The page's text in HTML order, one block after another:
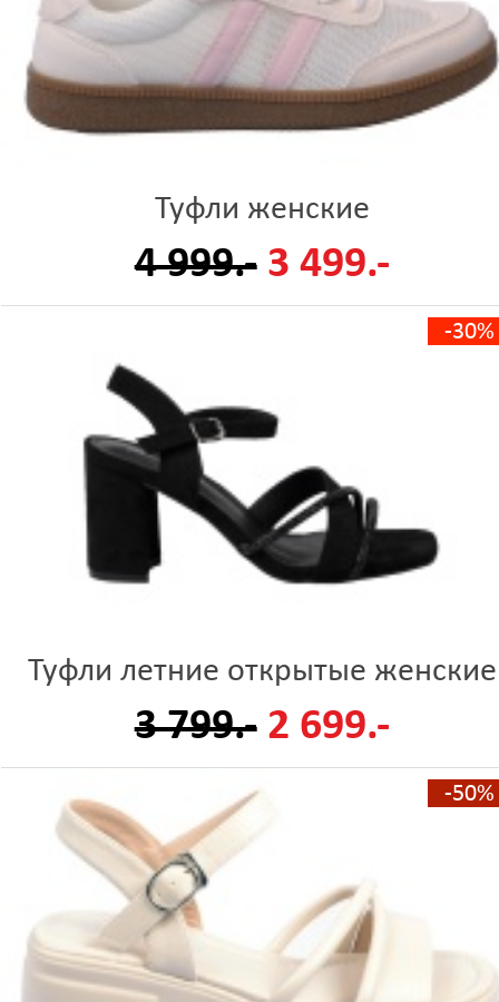
Туфли женские
4 999.- 3 499.-
-30%
Туфли летние открытые женские
3 799.- 2 699.-
-50%